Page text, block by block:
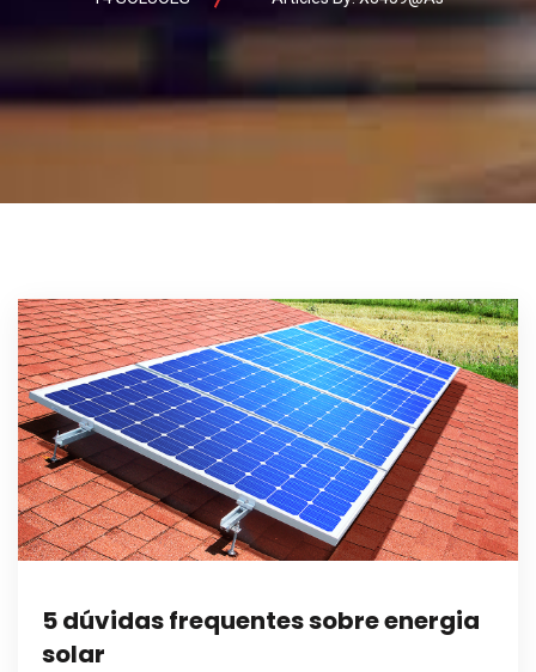
5 dúvidas frequentes sobre energia
solar